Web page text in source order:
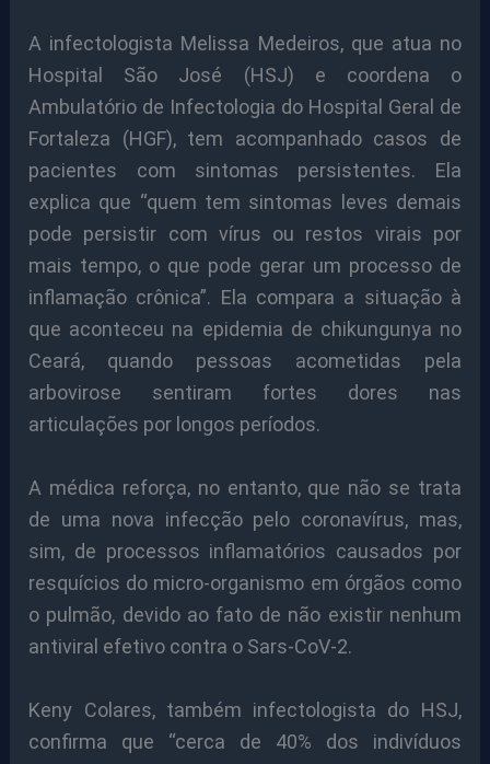
A infectologista Melissa Medeiros, que atua no
Hospital São José (HSJ) e coordena o
Ambulatório de Infectologia do Hospital Geral de
Fortaleza (HGF), tem acompanhado casos de
pacientes com sintomas persistentes. Ela
explica que “quem tem sintomas leves demais
pode persistir com vírus ou restos virais por
mais tempo, o que pode gerar um processo de
inflamação crônica”. Ela compara a situação à
que aconteceu na epidemia de chikungunya no
Ceará, quando pessoas acometidas pela
arbovirose sentiram fortes dores nas
articulações por longos períodos.
A médica reforça, no entanto, que não se trata
de uma nova infecção pelo coronavírus, mas,
sim, de processos inflamatórios causados por
resquícios do micro-organismo em órgãos como
o pulmão, devido ao fato de não existir nenhum
antiviral efetivo contra o Sars-CoV-2.
Keny Colares, também infectologista do HSJ,
confirma que “cerca de 40% dos indivíduos